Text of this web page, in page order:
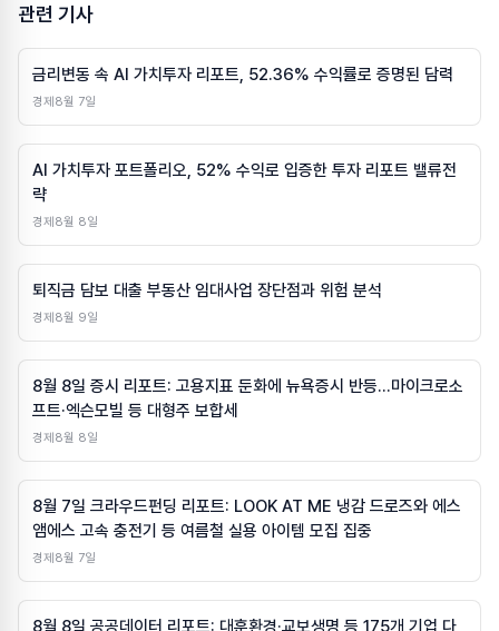
관련 기사
금리변동 속 AI 가치투자 리포트, 52.36% 수익률로 증명된 담력
경제8월 7일
AI 가치투자 포트폴리오, 52% 수익로 입증한 투자 리포트 밸류전
략
경제8월 8일
퇴직금 담보 대출 부동산 임대사업 장단점과 위험 분석
경제8월 9일
8월 8일 증시 리포트: 고용지표 둔화에 뉴욕증시 반등…마이크로소
프트·엑슨모빌 등 대형주 보합세
경제8월 8일
8월 7일 크라우드펀딩 리포트: LOOK AT ME 냉감 드로즈와 에스
앰에스 고속 충전기 등 여름철 실용 아이템 모집 집중
경제8월 7일
8월 8일 공공데이터 리포트: 대훈환경·교보생명 등 175개 기업 다